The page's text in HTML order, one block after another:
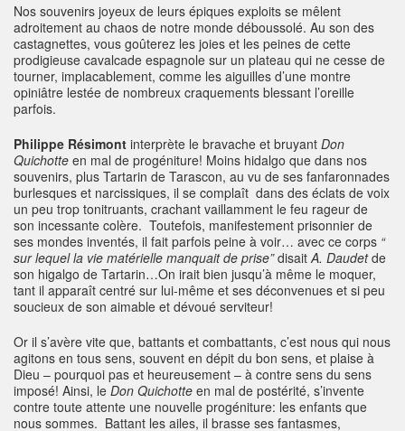
Nos souvenirs joyeux de leurs épiques exploits se mêlent
adroitement au chaos de notre monde déboussolé. Au son des
castagnettes, vous goûterez les joies et les peines de cette
prodigieuse cavalcade espagnole sur un plateau qui ne cesse de
tourner, implacablement, comme les aiguilles d’une montre
opiniâtre lestée de nombreux craquements blessant l’oreille
parfois.
Philippe Résimont interprète le bravache et bruyant Don
Quichotte en mal de progéniture! Moins hidalgo que dans nos
souvenirs, plus Tartarin de Tarascon, au vu de ses fanfaronnades
burlesques et narcissiques, il se complaît dans des éclats de voix
un peu trop tonitruants, crachant vaillamment le feu rageur de
son incessante colère. Toutefois, manifestement prisonnier de
ses mondes inventés, il fait parfois peine à voir… avec ce corps “
sur lequel la vie matérielle manquait de prise” disait A. Daudet de
son higalgo de Tartarin…On irait bien jusqu’à même le moquer,
tant il apparaît centré sur lui-même et ses déconvenues et si peu
soucieux de son aimable et dévoué serviteur!
Or il s’avère vite que, battants et combattants, c’est nous qui nous
agitons en tous sens, souvent en dépit du bon sens, et plaise à
Dieu – pourquoi pas et heureusement – à contre sens du sens
imposé! Ainsi, le Don Quichotte en mal de postérité, s’invente
contre toute attente une nouvelle progéniture: les enfants que
nous sommes. Battant les ailes, il brasse ses fantasmes,